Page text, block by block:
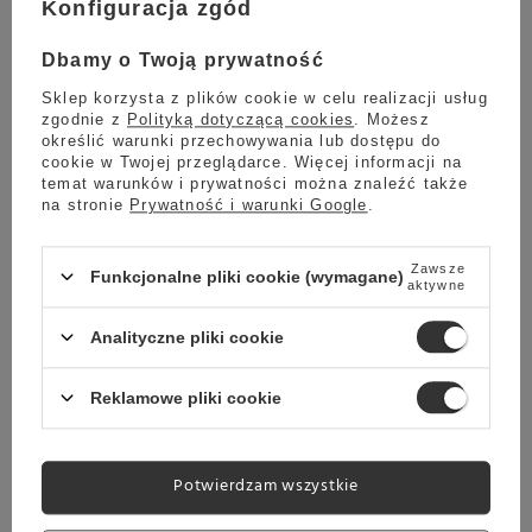
Ekspres przelewowy Melitta® EPOUR® - Czarno -złoty
5.00 7 opinie
999,00 zł
799,00 zł
Oszczedź
200,00 zł
Najniższa cena z ostatnich 30 dni:
839,00 zł -4%
Towar dostępny w magazynie
Sprawdź cennik
Ekspres przelewowy Melitta® EPOUR® - Czarno - srebrny
5.00 2 opinie
Konfiguracja zgód
Dbamy o Twoją prywatność
Sklep korzysta z plików cookie w celu realizacji usług
zgodnie z Polityką dotyczącą cookies
. Możesz
określić warunki przechowywania lub dostępu do
cookie w Twojej przeglądarce. Więcej informacji na
temat warunków i prywatności można znaleźć także
na stronie Prywatność i warunki Google
Funkcjonalne pliki cookie (wymagane) Zawsze
aktywne
Analityczne pliki cookie
Reklamowe pliki cookie
Potwierdzam wszystkie